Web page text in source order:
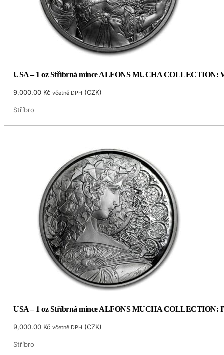
USA – 1 oz Stříbrná mince ALFONS MUCHA COLLECTION:
9,000.00 Kč včetně DPH (CZK)
Stříbro
USA – 1 oz Stříbrná mince ALFONS MUCHA COLLECTION:
9,000.00 Kč včetně DPH (CZK)
Stříbro